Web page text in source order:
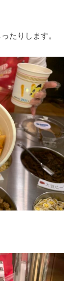
たりします。